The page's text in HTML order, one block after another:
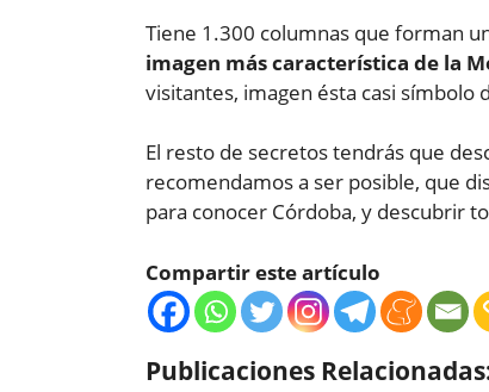
Tiene 1.300 columnas que forman
imagen más característica de la
visitantes, imagen ésta casi símbolo
El resto de secretos tendrás que
recomendamos a ser posible, que
para conocer Córdoba, y descubrir
Compartir este artículo
Publicaciones